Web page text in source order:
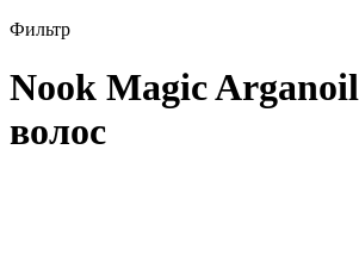
Фильтр
Nook Magic
волос